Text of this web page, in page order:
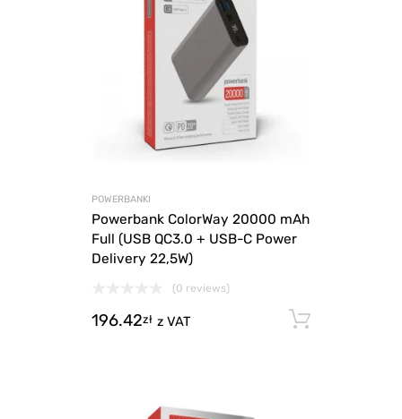
POWERBANKI
Powerbank ColorWay 20000 mAh
Full (USB QC3.0 + USB-C Power
Delivery 22,5W)
(0 reviews)
196.42zł z VAT